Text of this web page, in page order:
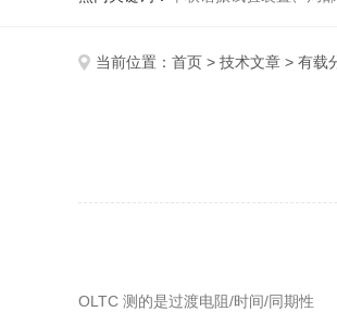
当前位置： 首页 > 技术文章 > 有载
OLTC 测的是过渡电阻/时间/同期性